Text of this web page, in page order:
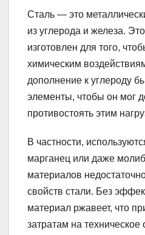
Сталь — это
из углерода и железа.
изготовлен для того,
химическим
дополнение к углероду
элементы, чтобы он мог
противостоять этим
В частности,
марганец или даже
материалов
свойств стали. Без
материал ржавеет, что
затратам на